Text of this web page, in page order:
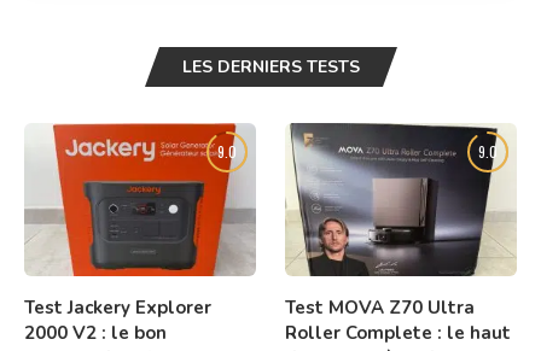
LES DERNIERS TESTS
9.0
Test Jackery Explorer
2000 V2 : le bon
9.0
Test MOVA Z70 Ultra
Roller Complete : le haut